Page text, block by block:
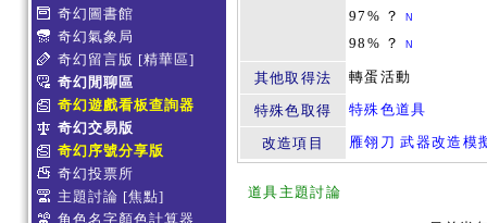
奇幻圖書館
奇幻氣象局
奇幻留言版 [精華區]
奇幻閒聊區
奇幻遊戲看板查詢器
奇幻交易版
奇幻序號分享版
奇幻投票所
主題討論 [焦點]
角色名字顏色計算器
97% ？ N
98% ？ N
其他取得法 轉蛋活動
特殊色取得 特殊色道具
改造項目 雁翎刀 武器改造模
道具主題討論